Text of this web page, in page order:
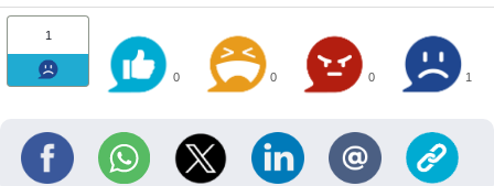
1
0 0 0 1